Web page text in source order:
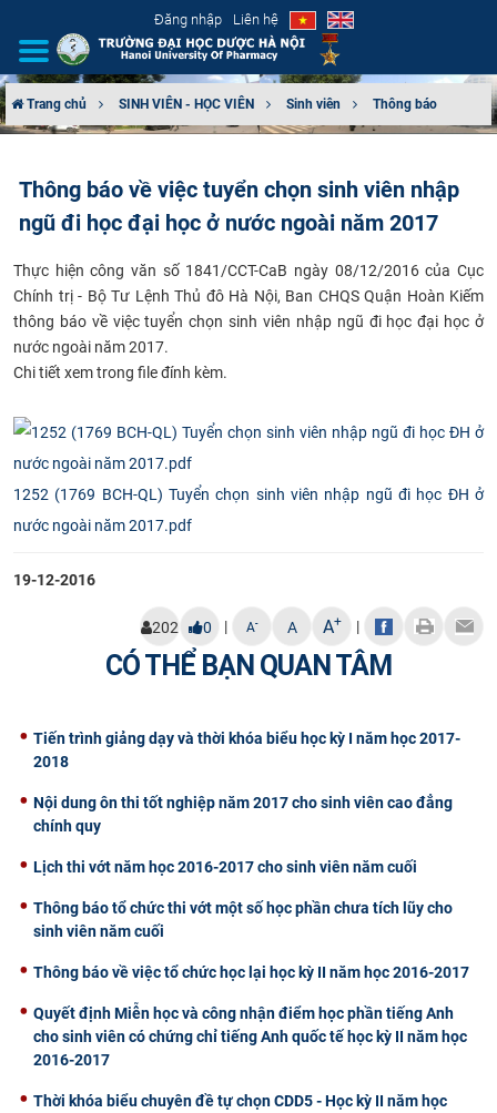
Đăng nhập Liên hệ
CƠ CẤU TỔ CHỨC
ĐÀO TẠO
ĐẢM BẢO CHẤT LƯỢNG
KHOA HỌC CÔNG NGHỆ
HTQT
CỰU NGƯỜI HỌC
Trang chủ SINH VIÊN - HỌC VIÊN Sinh viên Thông báo
Thông báo về việc tuyển chọn sinh viên nhập
ngũ đi học đại học ở nước ngoài năm 2017
​Thực hiện công văn số 1841/CCT-CaB ngày 08/12/2016 của Cục
Chính trị - Bộ Tư Lệnh Thủ đô Hà Nội, Ban CHQS Quận Hoàn Kiếm
thông báo về việc tuyển chọn sinh viên nhập ngũ đi học đại học ở
nước ngoài năm 2017.
​Chi tiết xem trong file đính kèm.
1252 (1769 BCH-QL) Tuyển chọn sinh viên nhập ngũ đi học ĐH ở
nước ngoài năm 2017.pdf
19-12-2016
202 0 | A- A A+ |
CÓ THỂ BẠN QUAN TÂM
Tiến trình giảng dạy và thời khóa biểu học kỳ I năm học 2017-
2018
Nội dung ôn thi tốt nghiệp năm 2017 cho sinh viên cao đẳng
chính quy
Lịch thi vớt năm học 2016-2017 cho sinh viên năm cuối
Thông báo tổ chức thi vớt một số học phần chưa tích lũy cho
sinh viên năm cuối
Thông báo về việc tổ chức học lại học kỳ II năm học 2016-2017
Quyết định Miễn học và công nhận điểm học phần tiếng Anh
cho sinh viên có chứng chỉ tiếng Anh quốc tế học kỳ II năm học
2016-2017
Thời khóa biểu chuyên đề tự chọn CDD5 - Học kỳ II năm học